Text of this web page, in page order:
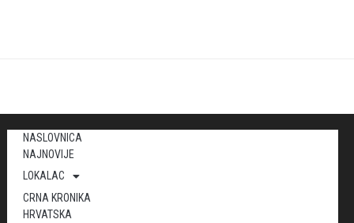
NASLOVNICA
NAJNOVIJE
LOKALAC
CRNA KRONIKA
HRVATSKA